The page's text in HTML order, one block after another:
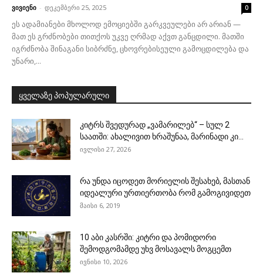
ვივიენი - დეკემბერი 25, 2025 0
ეს ადამიანები მხოლოდ ემოციებში გარკვეულები არ არიან —
მათ ეს გრძნობები თითქოს უკვე ღრმად აქვთ განცდილი. მათში
იგრძნობა შინაგანი სიბრძნე, ცხოვრებისეული გამოცდილება და
უნარი,...
ყველაზე პოპულარული
კიტრს შვედურად „ვამარილებ“ – სულ 2
საათში: ახალივით ხრაშუნაა, მარინადი კი...
ივლისი 27, 2026
რა უნდა იცოდეთ მორიელის შესახებ, მასთან
იდეალური ურთიერთობა რომ გამოგივიდეთ
მაისი 6, 2019
10 აბი კასრში: კიტრი და პომიდორი
შემოდგომამდე უხვ მოსავალს მოგცემთ
ივნისი 10, 2026